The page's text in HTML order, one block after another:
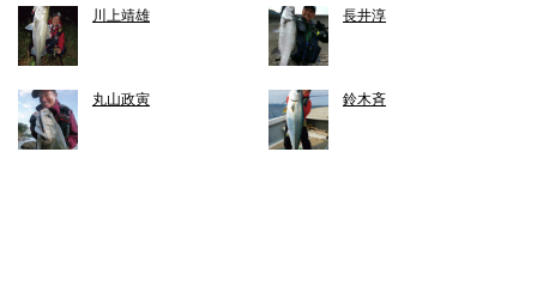
川上靖雄 長井淳
丸山政寅 鈴木斉